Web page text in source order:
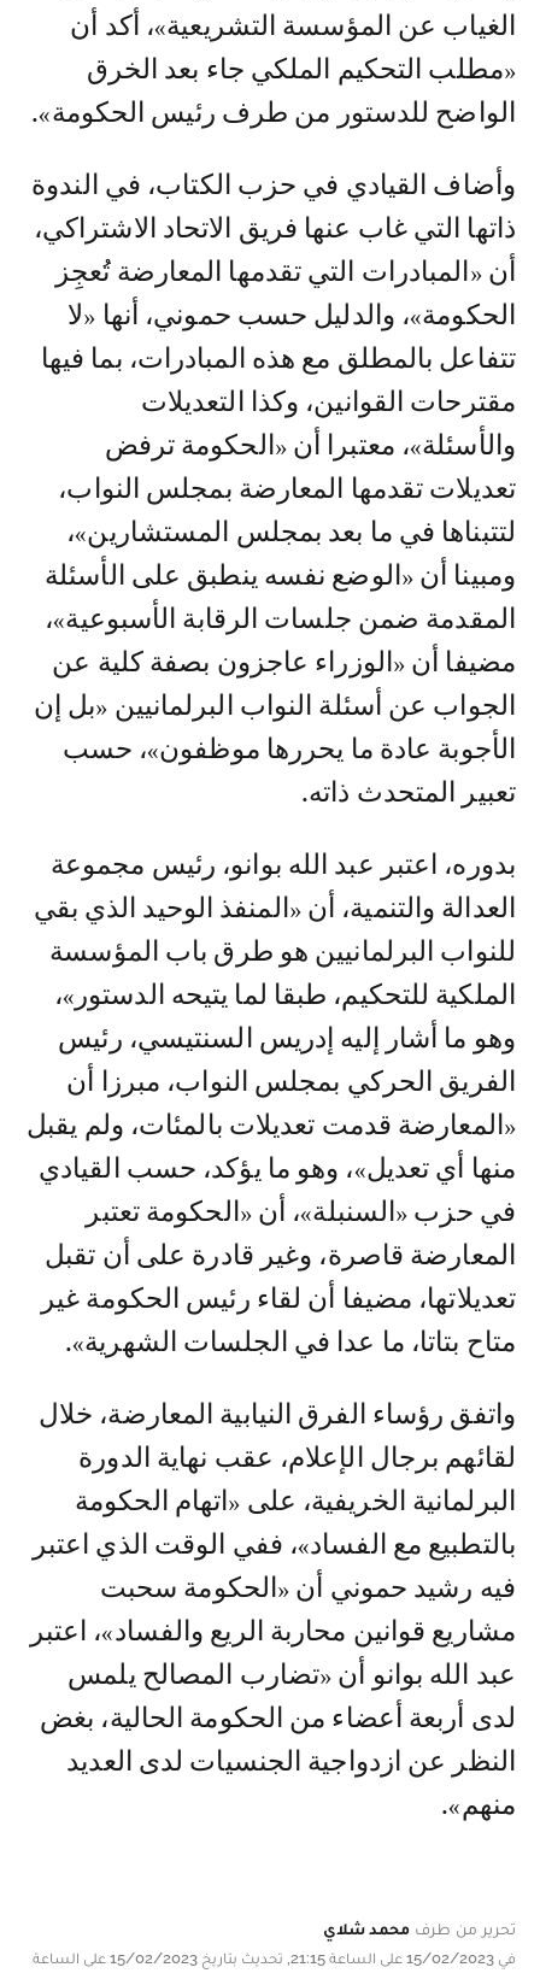
الغياب عن المؤسسة التشريعية»، أكد أن
«مطلب التحكيم الملكي جاء بعد الخرق
الواضح للدستور من طرف رئيس الحكومة».
وأضاف القيادي في حزب الكتاب، في الندوة
ذاتها التي غاب عنها فريق الاتحاد الاشتراكي،
أن «المبادرات التي تقدمها المعارضة تُعجِز
الحكومة»، والدليل حسب حموني، أنها «لا
تتفاعل بالمطلق مع هذه المبادرات، بما فيها
مقترحات القوانين، وكذا التعديلات
والأسئلة»، معتبرا أن «الحكومة ترفض
تعديلات تقدمها المعارضة بمجلس النواب،
لتتبناها في ما بعد بمجلس المستشارين»،
ومبينا أن «الوضع نفسه ينطبق على الأسئلة
المقدمة ضمن جلسات الرقابة الأسبوعية»،
مضيفا أن «الوزراء عاجزون بصفة كلية عن
الجواب عن أسئلة النواب البرلمانيين «بل إن
الأجوبة عادة ما يحررها موظفون»، حسب
تعبير المتحدث ذاته.
بدوره، اعتبر عبد الله بوانو، رئيس مجموعة
العدالة والتنمية، أن «المنفذ الوحيد الذي بقي
للنواب البرلمانيين هو طرق باب المؤسسة
الملكية للتحكيم، طبقا لما يتيحه الدستور»،
وهو ما أشار إليه إدريس السنتيسي، رئيس
الفريق الحركي بمجلس النواب، مبرزا أن
«المعارضة قدمت تعديلات بالمئات، ولم يقبل
منها أي تعديل»، وهو ما يؤكد، حسب القيادي
في حزب «السنبلة»، أن «الحكومة تعتبر
المعارضة قاصرة، وغير قادرة على أن تقبل
تعديلاتها، مضيفا أن لقاء رئيس الحكومة غير
متاح بتاتا، ما عدا في الجلسات الشهرية».
واتفق رؤساء الفرق النيابية المعارضة، خلال
لقائهم برجال الإعلام، عقب نهاية الدورة
البرلمانية الخريفية، على «اتهام الحكومة
بالتطبيع مع الفساد»، ففي الوقت الذي اعتبر
فيه رشيد حموني أن «الحكومة سحبت
مشاريع قوانين محاربة الريع والفساد»، اعتبر
عبد الله بوانو أن «تضارب المصالح يلمس
لدى أربعة أعضاء من الحكومة الحالية، بغض
النظر عن ازدواجية الجنسيات لدى العديد
منهم».
تحرير من طرف محمد شلاي
في 15/02/2023 على الساعة 21:15, تحديث بتاريخ 15/02/2023 على الساعة